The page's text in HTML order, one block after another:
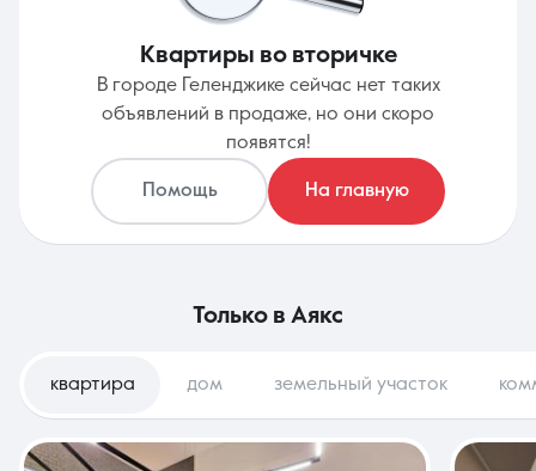
Квартиры во вторичке
В городе Геленджике сейчас нет таких
объявлений в продаже, но они скоро
появятся!
Помощь На главную
только в Аякс
квартира дом земельный участок